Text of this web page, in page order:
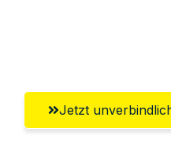
Jetzt